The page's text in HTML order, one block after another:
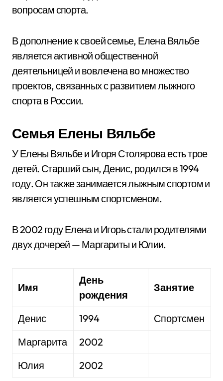
вопросам спорта.
В дополнение к своей семье, Елена Вяльбе
является активной общественной
деятельницей и вовлечена во множество
проектов, связанных с развитием лыжного
спорта в России.
Семья Елены Вяльбе
У Елены Вяльбе и Игоря Столярова есть трое
детей. Старший сын, Денис, родился в 1994
году. Он также занимается лыжным спортом и
является успешным спортсменом.
В 2002 году Елена и Игорь стали родителями
двух дочерей — Маргариты и Юлии.
Имя
День
рождения
Занятие
Денис 1994
Спортсмен
Маргарита
2002
Юлия
2002